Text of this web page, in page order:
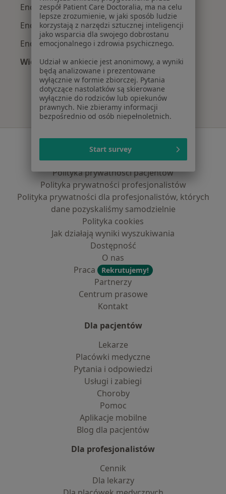
Endokrynolodzy z JP MEDICA w Krakowie
Endokrynolodzy z TU Zdrowie w Krakowie
Endokrynolodzy z Świat Zdrowia w Krakowie
Więcej (6)
Więcej w kategorii: Najpopularniejsze
Serwis
Regulamin
Polityka prywatności pacjentów
Polityka prywatności profesjonalistów
Polityka prywatności dla profesjonalistów, których
dane pozyskaliśmy samodzielnie
Polityka cookies
Jak działają wyniki wyszukiwania
Dostępność
O nas
Praca
Rekrutujemy!
Partnerzy
Centrum prasowe
Kontakt
Dla pacjentów
Lekarze
Placówki medyczne
Pytania i odpowiedzi
Usługi i zabiegi
Choroby
Pomoc
Aplikacje mobilne
Blog dla pacjentów
Dla profesjonalistów
Cennik
Dla lekarzy
zespół Patient Care Doctoralia, ma na celu
lepsze zrozumienie, w jaki sposób ludzie
korzystają z narzędzi sztucznej inteligencji
jako wsparcia dla swojego dobrostanu
emocjonalnego i zdrowia psychicznego.
Udział w ankiecie jest anonimowy, a wyniki
będą analizowane i prezentowane
wyłącznie w formie zbiorczej. Pytania
dotyczące nastolatków są skierowane
wyłącznie do rodziców lub opiekunów
prawnych. Nie zbieramy informacji
bezpośrednio od osób niepełnoletnich.
Start survey